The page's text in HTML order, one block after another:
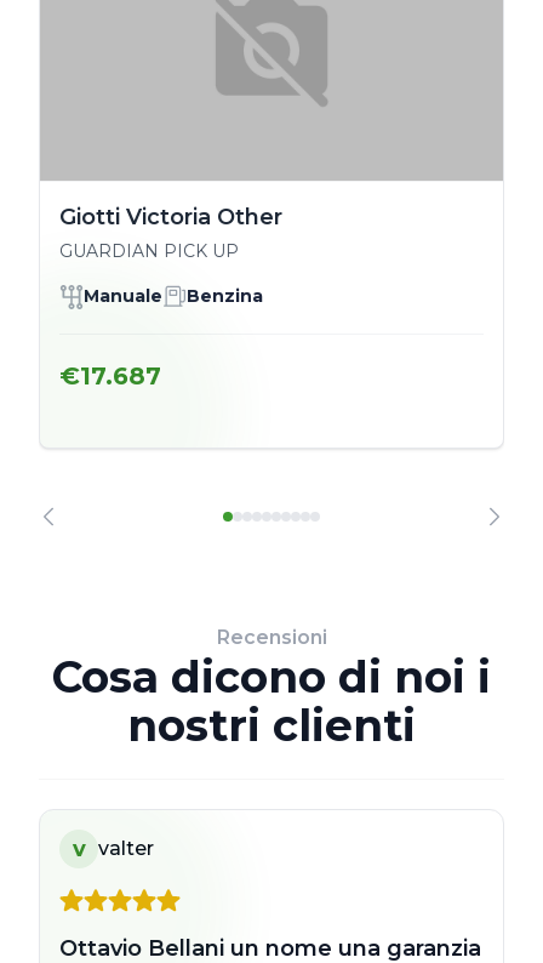
Giotti Victoria Other
GUARDIAN PICK UP
Manuale Benzina
€17.687
Recensioni
Cosa dicono di noi i
nostri clienti
v valter
Ottavio Bellani un nome una garanzia